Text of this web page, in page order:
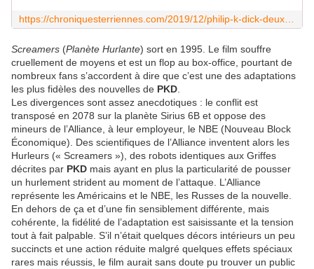
Screamers (Planète Hurlante) sort en 1995. Le film souffre
cruellement de moyens et est un flop au box-office, pourtant de
nombreux fans s’accordent à dire que c’est une des adaptations
les plus fidèles des nouvelles de PKD
Les divergences sont assez anecdotiques : le conflit est
transposé en 2078 sur la planète Sirius 6B et oppose des
mineurs de l’Alliance, à leur employeur, le NBE (Nouveau Block
Économique). Des scientifiques de l’Alliance inventent alors les
Hurleurs (« Screamers »), des robots identiques aux Griffes
décrites par PKD mais ayant en plus la particularité de pousser
un hurlement strident au moment de l’attaque. L’Alliance
représente les Américains et le NBE, les Russes de la nouvelle.
En dehors de ça et d’une fin sensiblement différente, mais
cohérente, la fidélité de l’adaptation est saisissante et la tension
tout à fait palpable. S’il n’était quelques décors intérieurs un peu
succincts et une action réduite malgré quelques effets spéciaux
rares mais réussis, le film aurait sans doute pu trouver un public